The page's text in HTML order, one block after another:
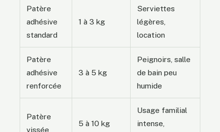
Patère
adhésive
standard
1 à 3 kg
Serviettes
légères,
location
Patère
adhésive
renforcée
3 à 5 kg
Peignoirs, salle
de bain peu
humide
Patère
vissée
5 à 10 kg
Usage familial
intense,